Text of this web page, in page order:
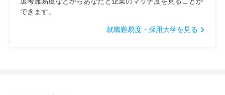
できます。
就職難易度・採用大学を見る